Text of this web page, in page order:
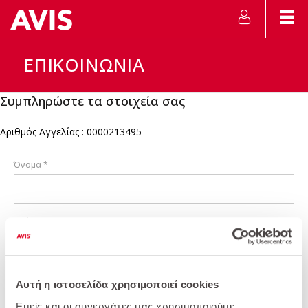
Αυτή η ιστοσελίδα χρησιμοποιεί cookies
ΕΠΙΚΟΙΝΩΝΙΑ
Συμπληρώστε τα στοιχεία σας
Αριθμός Αγγελίας : 0000213495
Όνομα *
Θέμα Επικοινωνίας *